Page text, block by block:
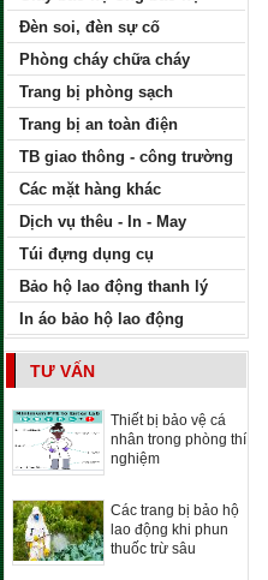
Đèn soi, đèn sự cố
Phòng cháy chữa cháy
Trang bị phòng sạch
Trang bị an toàn điện
TB giao thông - công trường
Các mặt hàng khác
Dịch vụ thêu - In - May
Túi đựng dụng cụ
Bảo hộ lao động thanh lý
In áo bảo hộ lao động
TƯ VẤN
Thiết bị bảo vệ cá
nhân trong phòng thí
nghiệm
Các trang bị bảo hộ
lao động khi phun
thuốc trừ sâu